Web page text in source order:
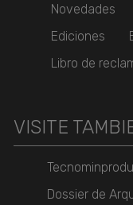
Novedades
Ediciones
Libro de
VISITE
Dossier de